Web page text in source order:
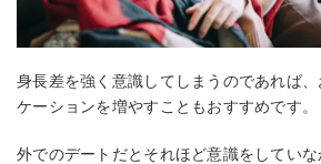
身長差を強く意識してしまうのであれば
ケーションを増やすこともおすすめです。
外でのデートだとそれほど意識をしていな